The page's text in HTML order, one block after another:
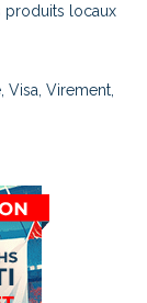
produits locaux
Visa, Virement,